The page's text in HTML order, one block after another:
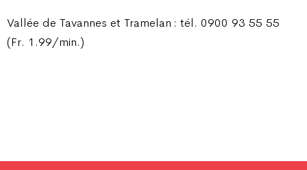
Vallée de Tavannes et Tramelan : tél. 0900 93 55 55
(Fr. 1.99/min.)